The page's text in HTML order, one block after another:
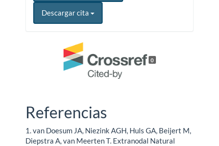
Descargar cita
0
Referencias
1. van Doesum JA, Niezink AGH, Huls GA, Beijert M,
Diepstra A, van Meerten T. Extranodal Natural